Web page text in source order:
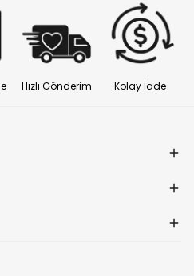
Hızlı Gönderim Kolay İade